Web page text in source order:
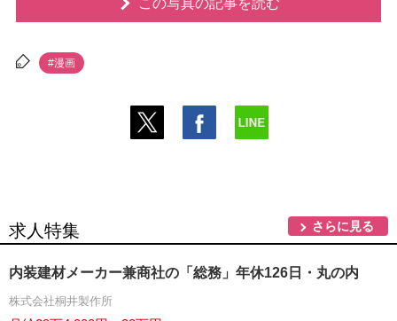
この写真の記事を読む
#漫画
求人特集 さらに見る
内装建材メーカー兼商社の「総務」年休126日・丸の内
株式会社桐井製作所